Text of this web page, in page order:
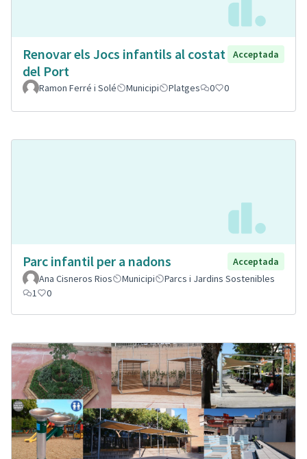
Renovar els Jocs infantils al costat
del Port
Acceptada
Ramon Ferré i Solé Municipi Platges 0 0
Parc infantil per a nadons
Acceptada
Ana Cisneros Rios
Municipi
Parcs i Jardins Sostenibles
1
0